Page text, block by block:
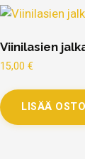
Viinilasien
15,00 €
LISÄÄ